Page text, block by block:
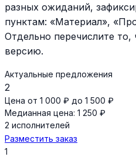
разных ожиданий,
пунктам: «Материал»,
Отдельно перечислите
версию.
Актуальные предложения
2
Цена от 1 000 ₽ до 1 500 ₽
Медианная цена: 1 250 ₽
2 исполнителей
Разместить заказ
1